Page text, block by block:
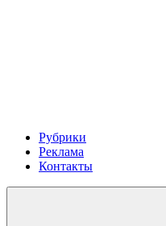
Рубрики
Реклама
Контакты